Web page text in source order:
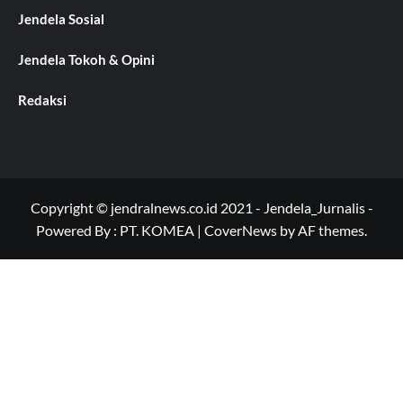
Jendela Sosial
Jendela Tokoh & Opini
Redaksi
Copyright © jendralnews.co.id 2021 - Jendela_Jurnalis -
Powered By : PT. KOMEA | CoverNews by AF themes.